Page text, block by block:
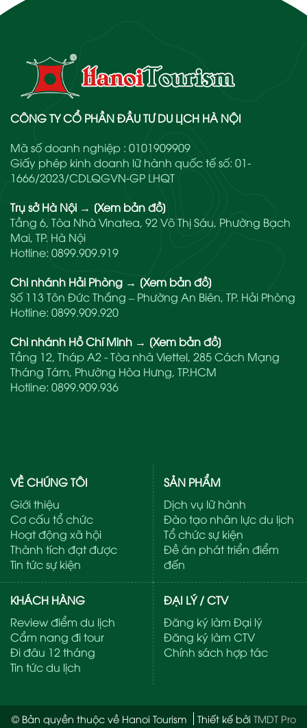
CÔNG TY CỔ PHẦN ĐẦU TƯ DU LỊCH HÀ NỘI
Mã số doanh nghiệp : 0101909909
Giấy phép kinh doanh lữ hành quốc tế số: 01-
1666/2023/CDLQGVN-GP LHQT
Trụ sở Hà Nội → [Xem bản đồ]
Tầng 6, Tòa Nhà Vinatea, 92 Võ Thị Sáu, Phường Bạch
Mai, TP. Hà Nội
Hotline: 0899.909.919
Chi nhánh Hải Phòng → [Xem bản đồ]
Số 113 Tôn Đức Thắng – Phường An Biên, TP. Hải Phòng
Hotline: 0899.909.920
Chi nhánh Hồ Chí Minh → [Xem bản đồ]
Tầng 12, Tháp A2 - Tòa nhà Viettel, 285 Cách Mạng
Tháng Tám, Phường Hòa Hưng, TP.HCM
Hotline: 0899.909.936
VỀ CHÚNG TÔI
Giới thiệu
Cơ cấu tổ chức
Hoạt động xã hội
Thành tích đạt được
Tin tức sự kiện
SẢN PHẨM
Dịch vụ lữ hành
Đào tạo nhân lực du lịch
Tổ chức sự kiện
Đề án phát triển điểm
đến
KHÁCH HÀNG
Review điểm du lịch
Cẩm nang đi tour
Đi đâu 12 tháng
Tin tức du lịch
ĐẠI LÝ / CTV
Đăng ký làm Đại lý
Đăng ký làm CTV
Chính sách hợp tác
© Bản quyền thuộc về Hanoi Tourism Thiết kế bởi TMDT Pro